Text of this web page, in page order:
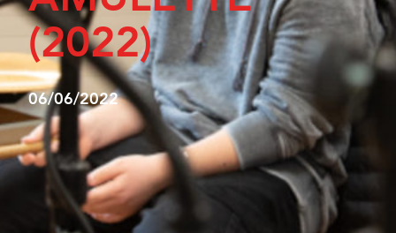
(2022)
06/06/2022